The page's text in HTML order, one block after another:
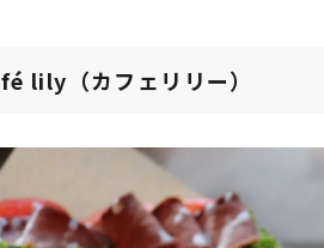
lily（カフェリリー）